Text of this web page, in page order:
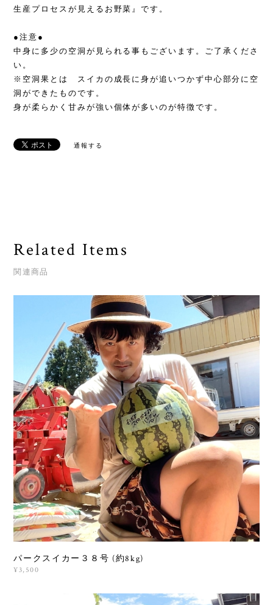
生産プロセスが見えるお野菜』です。
●注意●
中身に多少の空洞が見られる事もございます。ご了承くださ
い。
※空洞果とは スイカの成長に身が追いつかず中心部分に空
洞ができたものです。
身が柔らかく甘みが強い個体が多いのが特徴です。
通報する
Related Items
関連商品
パークスイカー３８号 (約8kg)
¥3,500